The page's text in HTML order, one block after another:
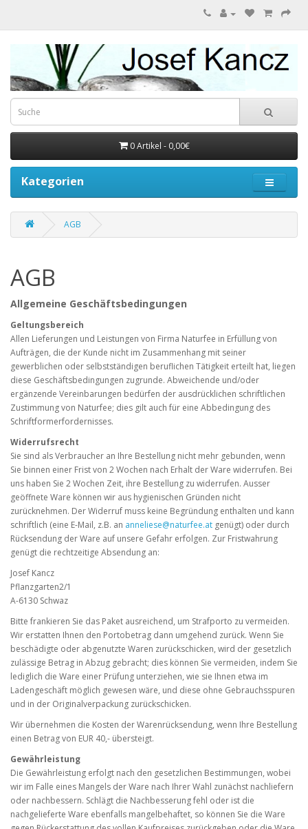
0 Artikel - 0,00€
Kategorien
AGB
AGB
Allgemeine Geschäftsbedingungen
Geltungsbereich
Allen Lieferungen und Leistungen von Firma Naturfee in Erfüllung von
Aufträgen, die der Kunde nicht im Zusammenhang mit seiner
gewerblichen oder selbstständigen beruflichen Tätigkeit erteilt hat, liegen
diese Geschäftsbedingungen zugrunde. Abweichende und/oder
ergänzende Vereinbarungen bedürfen der ausdrücklichen schriftlichen
Zustimmung von Naturfee; dies gilt auch für eine Abbedingung des
Schriftformerfordernisses.
Widerrufsrecht
Sie sind als Verbraucher an Ihre Bestellung nicht mehr gebunden, wenn
Sie binnen einer Frist von 2 Wochen nach Erhalt der Ware widerrufen. Bei
uns haben Sie 2 Wochen Zeit, ihre Bestellung zu widerrufen. Ausser
geöffnete Ware können wir aus hygienischen Gründen nicht
zurücknehmen. Der Widerruf muss keine Begründung enthalten und kann
schriftlich (eine E-Mail, z.B. an anneliese@naturfee.at genügt) oder durch
Rücksendung der Ware auf unsere Gefahr erfolgen. Zur Fristwahrung
genügt die rechtzeitige Absendung an:
Josef Kancz
Pflanzgarten2/1
A-6130 Schwaz
Bitte frankieren Sie das Paket ausreichend, um Strafporto zu vermeiden.
Wir erstatten Ihnen den Portobetrag dann umgehend zurück. Wenn Sie
beschädigte oder abgenutzte Waren zurückschicken, wird der gesetzlich
zulässige Betrag in Abzug gebracht; dies können Sie vermeiden, indem Sie
lediglich die Ware einer Prüfung unterziehen, wie sie Ihnen etwa im
Ladengeschäft möglich gewesen wäre, und diese ohne Gebrauchsspuren
und in der Originalverpackung zurückschicken.
Wir übernehmen die Kosten der Warenrücksendung, wenn Ihre Bestellung
einen Betrag von EUR 40,- übersteigt.
Gewährleistung
Die Gewährleistung erfolgt nach den gesetzlichen Bestimmungen, wobei
wir im Falle eines Mangels der Ware nach Ihrer Wahl zunächst nachliefern
oder nachbessern. Schlägt die Nachbesserung fehl oder ist die
nachgelieferte Ware ebenfalls mangelbehaftet, so können Sie die Ware